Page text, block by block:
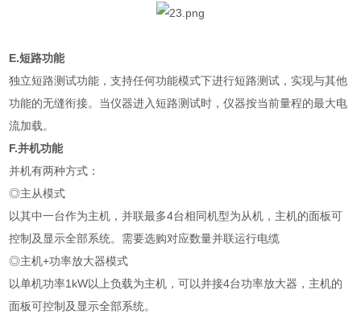
E.短路功能
独立短路测试功能，支持任何功能模式下进行短路测试，实现与其他
功能的无缝衔接。当仪器进入短路测试时，仪器按当前量程的最大电
流加载。
F.并机功能
并机有两种方式：
◎主从模式
以其中一台作为主机，并联最多4台相同机型为从机，主机的面板可
控制及显示全部系统。需要选购对应数量并联运行电缆
◎主机+功率放大器模式
以单机功率1kW以上负载为主机，可以并接4台功率放大器，主机的
面板可控制及显示全部系统。